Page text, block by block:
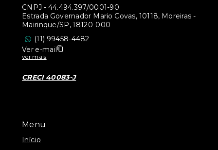
Menu
Início
CNPJ - 44.494.397/0001-90
Estrada Governador Mario Covas, 10118, Moreiras -
Mairinque/SP, 18120-000
(11) 99458-4482
Ver e-mail
ver mais
CRECI 40083-J